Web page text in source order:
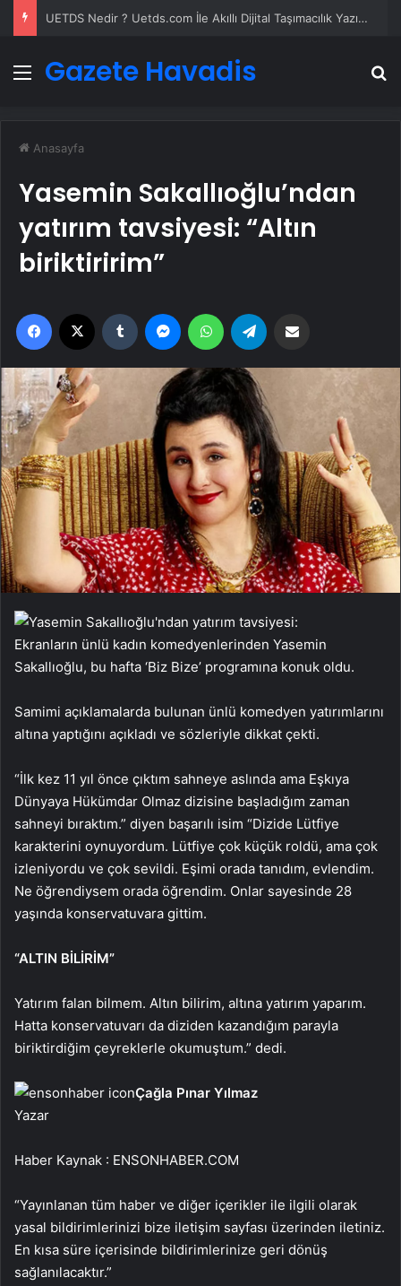
UETDS Nedir ? Uetds.com İle Akıllı Dijital Taşımacılık Yazılımı
Menü
Gazete Havadis
Anasayfa
Yasemin Sakallıoğlu’ndan
yatırım tavsiyesi: “Altın
biriktiririm”
Facebook Tumblr MessengerWhatsApp
Ekranların ünlü kadın komedyenlerinden Yasemin
Sakallıoğlu, bu hafta ‘Biz Bize’ programına konuk oldu.
Samimi açıklamalarda bulunan ünlü komedyen yatırımlarını
altına yaptığını açıkladı ve sözleriyle dikkat çekti.
“İlk kez 11 yıl önce çıktım sahneye aslında ama Eşkıya
Dünyaya Hükümdar Olmaz dizisine başladığım zaman
sahneyi bıraktım.” diyen başarılı isim “Dizide Lütfiye
karakterini oynuyordum. Lütfiye çok küçük roldü, ama çok
izleniyordu ve çok sevildi. Eşimi orada tanıdım, evlendim.
Ne öğrendiysem orada öğrendim. Onlar sayesinde 28
yaşında konservatuvara gittim.
“ALTIN BİLİRİM”
Yatırım falan bilmem. Altın bilirim, altına yatırım yaparım.
Hatta konservatuvarı da diziden kazandığım parayla
biriktirdiğim çeyreklerle okumuştum.” dedi.
Çağla Pınar Yılmaz
Yazar
Haber Kaynak : ENSONHABER.COM
“Yayınlanan tüm haber ve diğer içerikler ile ilgili olarak
yasal bildirimlerinizi bize iletişim sayfası üzerinden iletiniz.
En kısa süre içerisinde bildirimlerinize geri dönüş
sağlanılacaktır.”